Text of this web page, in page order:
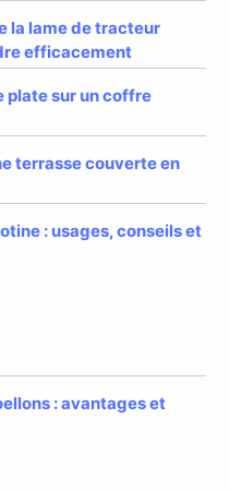
la lame de tracteur
efficacement
plate sur un coffre
terrasse couverte en
: usages, conseils et
: avantages et